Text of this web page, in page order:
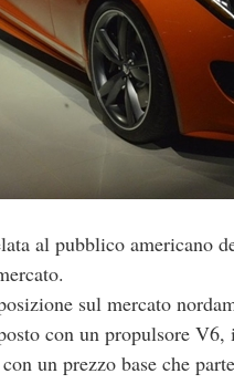
al pubblico americano
sul mercato
con un propulsore
un prezzo base che